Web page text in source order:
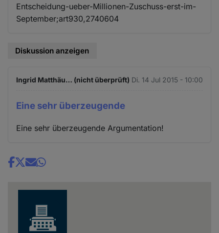
Entscheidung-ueber-Millionen-Zuschuss-erst-im-
September;art930,2740604
Diskussion anzeigen
Ingrid Matthäu… (nicht überprüft) Di. 14 Jul 2015 - 10:00
Eine sehr überzeugende
Eine sehr überzeugende Argumentation!
Share